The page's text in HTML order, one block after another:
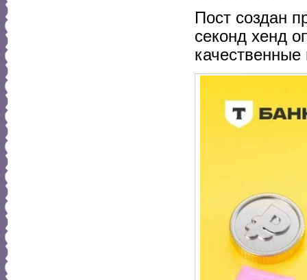
Пост создан
секонд хенд